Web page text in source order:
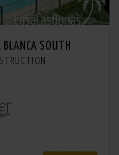
BLANCA SOUTH